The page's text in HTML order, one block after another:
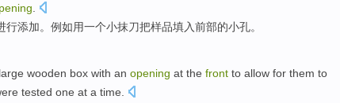
行添加。 例如用一个小抹刀把样品填入前部的小孔。
large wooden box with an opening at the front to allow for them to
tested one at a time